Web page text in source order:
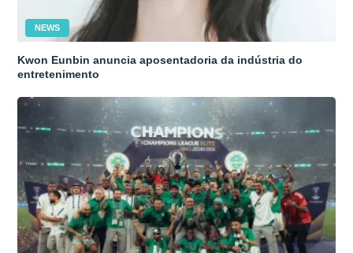
NEWS
Kwon Eunbin anuncia aposentadoria da indústria do
entretenimento